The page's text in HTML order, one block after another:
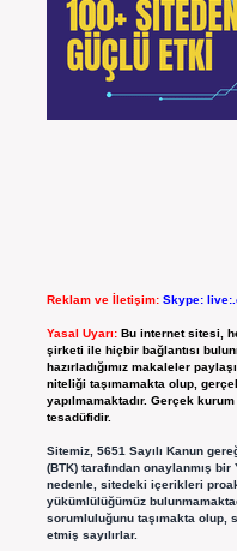
Reklam ve İletişim: Skype:
Yasal Uyarı: Bu internet sitesi,
şirketi ile hiçbir bağlantısı
hazırladığımız makaleler
niteliği taşımamakta olup,
yapılmamaktadır. Gerçek
tesadüfidir.
Sitemiz, 5651 Sayılı Kanun
(BTK) tarafından onaylanmış
nedenle, sitedeki içerikleri
yükümlülüğümüz
sorumluluğunu taşımakta olup,
etmiş sayılırlar.